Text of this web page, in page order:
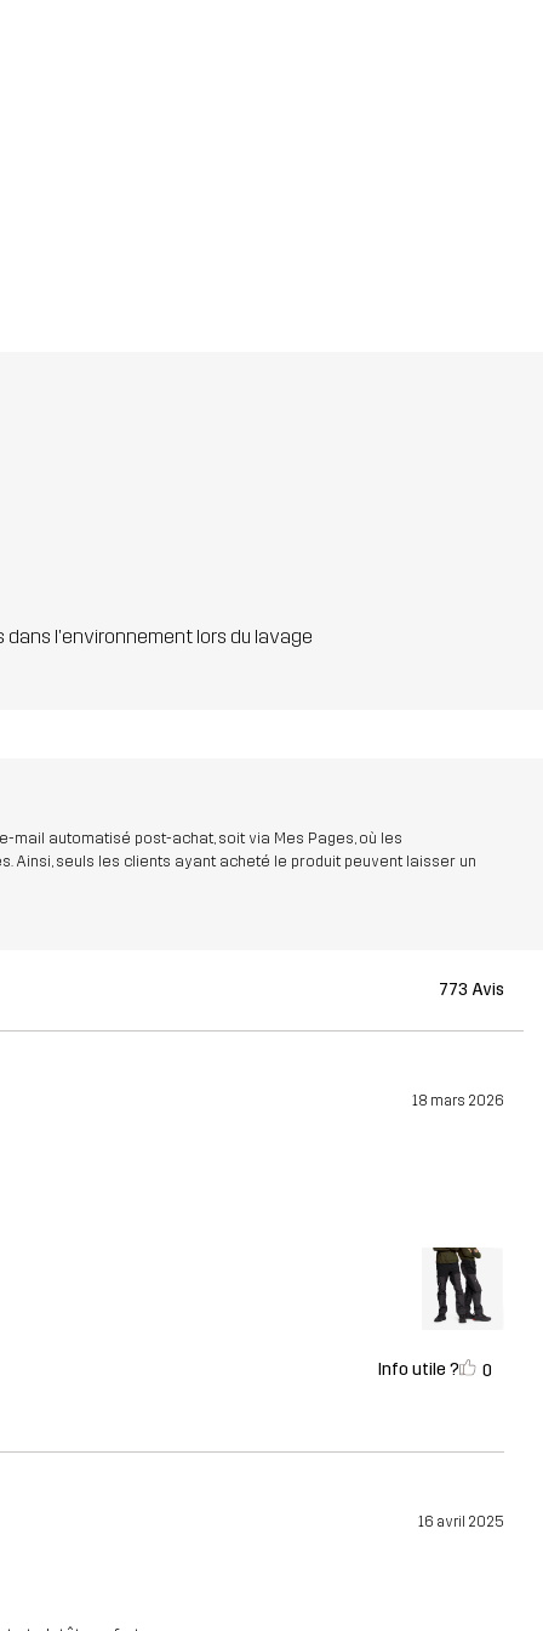
l'environnement lors du lavage
mail automatisé post-achat, soit via Mes Pages, où les
Ainsi, seuls les clients ayant acheté le produit peuvent laisser un
773 Avis
18 mars 2026
Info utile ? 0
16 avril 2025